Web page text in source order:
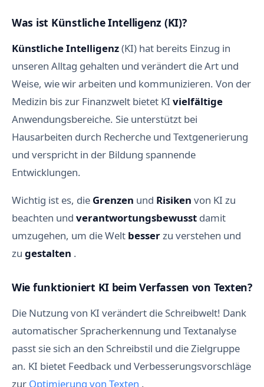
Was ist Künstliche Intelligenz (KI)?
KünstlicheIntelligenz(KI) hat bereits Einzug in
unseren Alltag gehalten und verändert die Art und
Weise, wie wir arbeiten und kommunizieren. Von der
Medizin bis zur Finanzwelt bietet KI vielfältige
Anwendungsbereiche. Sie unterstützt bei
Hausarbeiten durch Recherche und Textgenerierung
und verspricht in der Bildung spannende
Entwicklungen.
Wichtig ist es, die Grenzen und Risiken von KI zu
beachten und verantwortungsbewusst damit
umzugehen, um die Welt besserzu verstehen und
zu gestalten .
Wie funktioniert KI beim Verfassen von Texten?
Die Nutzung von KI verändert die Schreibwelt! Dank
automatischer Spracherkennung und Textanalyse
passt sie sich an den Schreibstil und die Zielgruppe
an. KI bietet Feedback und Verbesserungsvorschläge
zur Optimierung von Texten .